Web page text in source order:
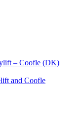
– Coofle (DK)
and Coofle